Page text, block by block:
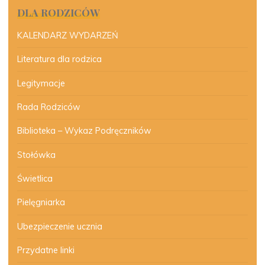
DLA RODZICÓW
KALENDARZ WYDARZEŃ
Literatura dla rodzica
Legitymacje
Rada Rodziców
Biblioteka – Wykaz Podręczników
Stołówka
Świetlica
Pielęgniarka
Ubezpieczenie ucznia
Przydatne linki